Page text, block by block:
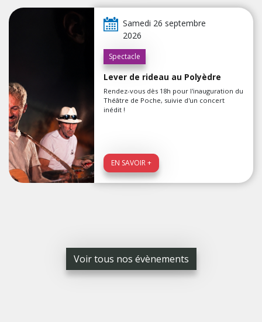
Samedi 26 septembre
2026
Spectacle
Lever de rideau au Polyèdre
Rendez-vous dès 18h pour l'inauguration du
Théâtre de Poche, suivie d'un concert
inédit !
EN SAVOIR +
Voir tous nos évènements